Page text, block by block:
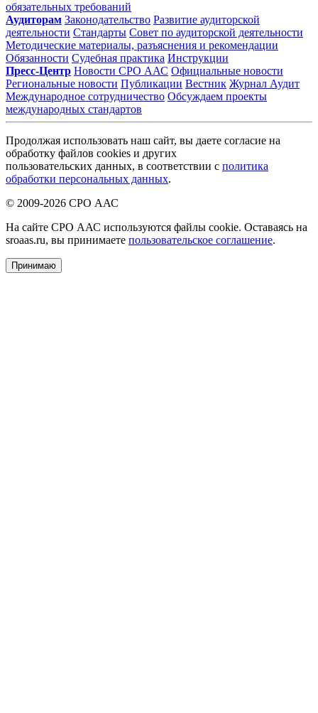
обязательных требований
Аудиторам Законодательство Развитие аудиторской
деятельности Стандарты Совет по аудиторской деятельности
Методические материалы, разъяснения и рекомендации
Обязанности Судебная практика Инструкции
Пресс-Центр Новости СРО ААС Официальные новости
Региональные новости Публикации Вестник Журнал Аудит
Международное сотрудничество Обсуждаем проекты
международных стандартов
Продолжая использовать наш сайт, вы даете согласие на
обработку файлов cookies и других
пользовательских данных, в соответствии с политика
обработки персональных данных.
© 2009-2026 СРО ААС
На сайте СРО ААС используются файлы cookie. Оставаясь на
sroaas.ru, вы принимаете пользовательское соглашение.
Принимаю